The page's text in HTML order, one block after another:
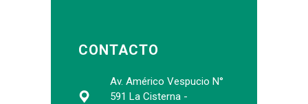
CONTACTO
Av. Américo Vespucio N°
591 La Cisterna -